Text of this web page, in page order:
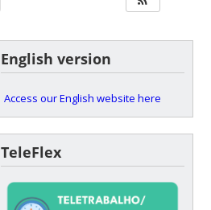
English version
Access our English website here
TeleFlex